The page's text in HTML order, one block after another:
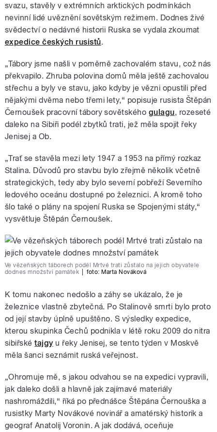
svazu, stavěly v extrémních arktických podmínkách
nevinní lidé uvěznění sovětským režimem. Dodnes živé
svědectví o nedávné historii Ruska se vydala zkoumat
expedice českých rusistů.
„Tábory jsme našli v poměrně zachovalém stavu, což nás
překvapilo. Zhruba polovina domů měla ještě zachovalou
střechu a byly ve stavu, jako kdyby je vězni opustili před
nějakými dvěma nebo třemi lety,“ popisuje rusista Štěpán
Černoušek pracovní tábory sovětského gulagu, rozeseté
daleko na Sibiři podél zbytků trati, jež měla spojit řeky
Jenisej a Ob.
„Trať se stavěla mezi lety 1947 a 1953 na přímý rozkaz
Stalina. Důvodů pro stavbu bylo zřejmě několik včetně
strategických, tedy aby bylo severní pobřeží Severního
ledového oceánu dostupné po železnici. A kromě toho
šlo také o plány na spojení Ruska se Spojenými státy,“
vysvětluje Štěpán Černoušek.
Ve vězeňských táborech podél Mrtvé trati zůstalo na jejich obyvatele
dodnes množství památek
foto:Marta Nováková
K tomu nakonec nedošlo a záhy se ukázalo, že je
železnice vlastně zbytečná. Po Stalinově smrti bylo proto
od její stavby úplně upuštěno. S výsledky expedice,
kterou skupinka Čechů podnikla v létě roku 2009 do nitra
sibiřskétajgy u řeky Jenisej, se tento týden v Moskvě
měla šanci seznámit ruská veřejnost.
„Ohromuje mě, s jakou odvahou se na expedici vypravili,
jak daleko došli a hlavně jak zajímavé materiály
nashromáždili,“ říká po přednášce Štěpána Černouška a
rusistky Marty Novákové novinář a amatérský historik a
geograf Anatolij Voronin. A jak dodává, oceňuje